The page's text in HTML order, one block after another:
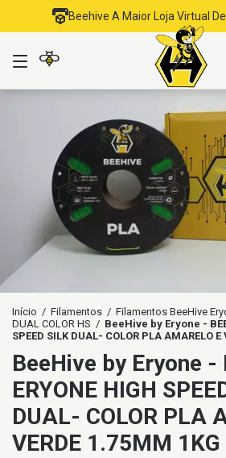
Beehive A Maior Loja Virtual
Início / Filamentos / Filamentos BeeHive
DUAL COLOR HS / BeeHive by Eryone -
SPEED SILK DUAL- COLOR PLA AMARELO E
BeeHive by Eryone -
ERYONE HIGH
DUAL- COLOR PLA
VERDE 1.75MM 1KG